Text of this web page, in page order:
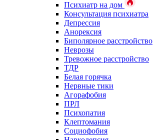
Психиатр на дом
Консультация психиатра
Депрессия
Анорексия
Биполярное расстройство
Неврозы
Тревожное расстройство
ТДР
Белая горячка
Нервные тики
Агорафобия
ПРЛ
Психопатия
Клептомания
Социофобия